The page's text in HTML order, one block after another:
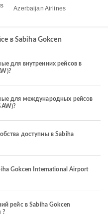
Azerbaijan Airlines
в Sabiha Gokcen
для внутренних рейсов в
для международных рейсов
доступны в Sabiha
Gokcen International Airport
рейс в Sabiha Gokcen
?